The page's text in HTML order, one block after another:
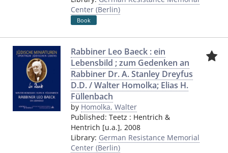
Center (Berlin)
Book
Rabbiner Leo Baeck : ein
Lebensbild ; zum Gedenken an
Rabbiner Dr. A. Stanley Dreyfus
D.D. / Walter Homolka; Elias H.
Füllenbach
by Homolka, Walter
Published: Teetz : Hentrich &
Hentrich [u.a.], 2008
Library: German Resistance Memorial
Center (Berlin)